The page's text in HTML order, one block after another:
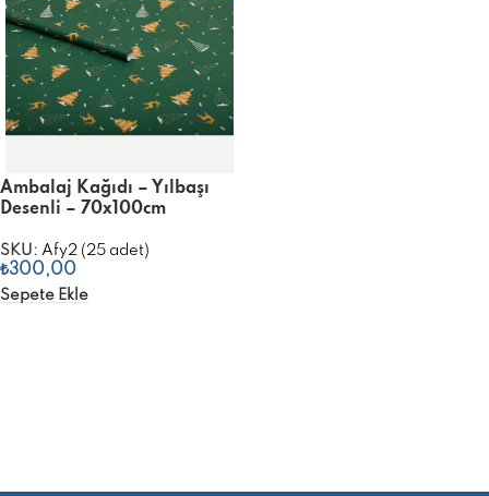
Ambalaj Kağıdı – Yılbaşı
Desenli – 70x100cm
SKU: Afy2 (25 adet)
₺300,00
Sepete Ekle